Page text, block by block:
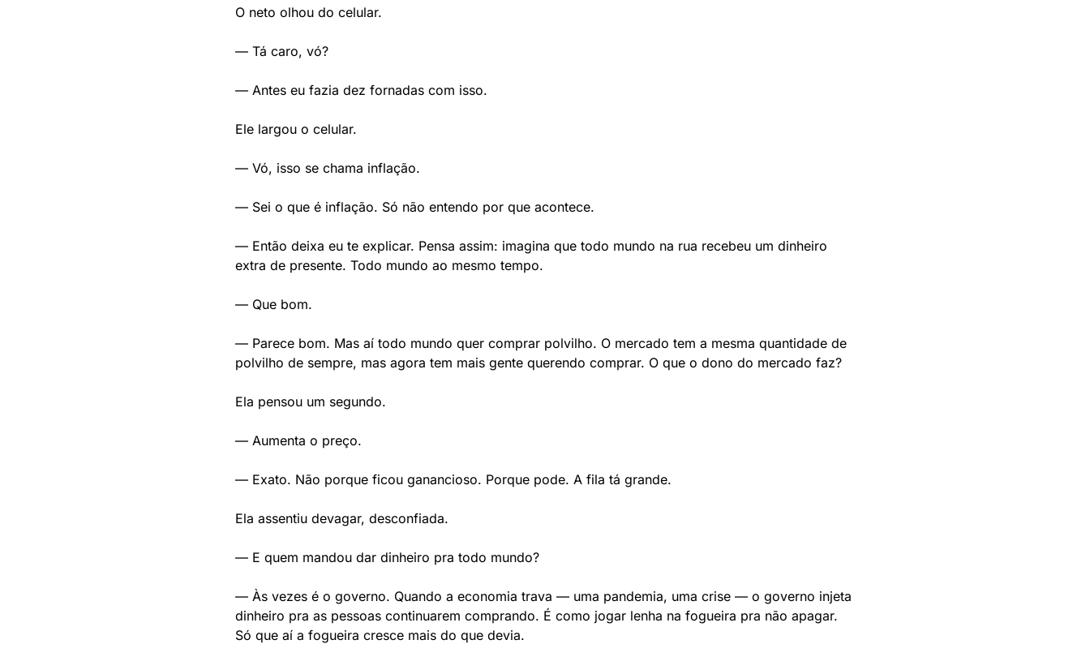
O neto olhou do celular.
— Tá caro, vó?
— Antes eu fazia dez fornadas com isso.
Ele largou o celular.
— Vó, isso se chama inflação.
— Sei o que é inflação. Só não entendo por que acontece.
— Então deixa eu te explicar. Pensa assim: imagina que todo mundo na rua recebeu um dinheiro
extra de presente. Todo mundo ao mesmo tempo.
— Que bom.
— Parece bom. Mas aí todo mundo quer comprar polvilho. O mercado tem a mesma quantidade de
polvilho de sempre, mas agora tem mais gente querendo comprar. O que o dono do mercado faz?
Ela pensou um segundo.
— Aumenta o preço.
— Exato. Não porque ficou ganancioso. Porque pode. A fila tá grande.
Ela assentiu devagar, desconfiada.
— E quem mandou dar dinheiro pra todo mundo?
— Às vezes é o governo. Quando a economia trava — uma pandemia, uma crise — o governo injeta
dinheiro pra as pessoas continuarem comprando. É como jogar lenha na fogueira pra não apagar.
Só que aí a fogueira cresce mais do que devia.